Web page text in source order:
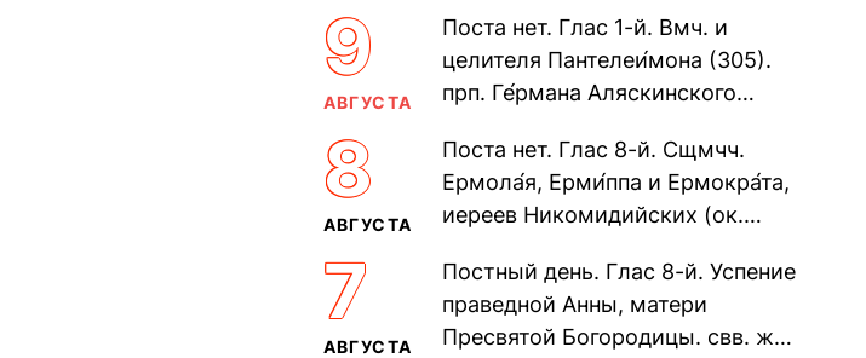
9
АВГУСТА
Поста нет. Глас 1-й. Вмч. и
целителя Пантелеи́мона (305).
прп. Ге́рмана Аляскинского
Николая Кочанова, Христа
ради...
8
АВГУСТА
Поста нет. Глас 8-й. Сщмчч.
Ермола́я, Ерми́ппа и Ермокра́та,
иереев Никомидийских (ок.
Печерского, в Ближних
пещерах...
7
АВГУСТА
Постный день. Глас 8-й. Успение
праведной Анны, матери
Пресвятой Богородицы. свв. жен